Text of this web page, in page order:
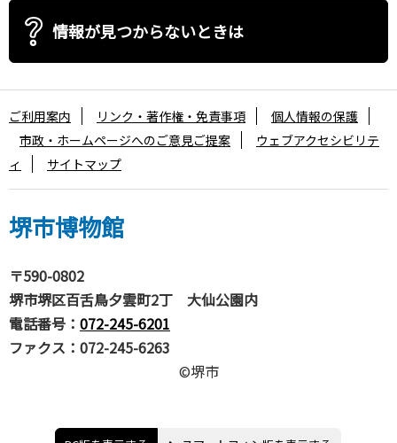
情報が見つからないときは
堺市博物館
〒590-0802
堺市堺区百舌鳥夕雲町2丁 大仙公園内
電話番号： 072-245-6201
ファクス：072-245-6263
ご利用案内 リンク・著作権・免責事項
個人情報の保護
市政・ホームページへのご意見ご提案
ウェブアクセシビリテ
ィ
サイトマップ
©堺市